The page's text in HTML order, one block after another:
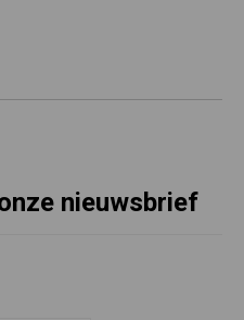
nieuwsbrief